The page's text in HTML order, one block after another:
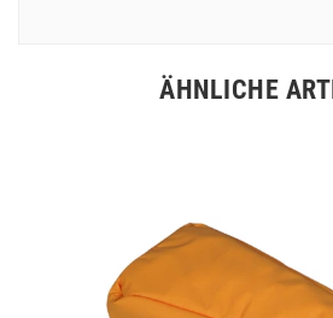
ÄHNLICHE